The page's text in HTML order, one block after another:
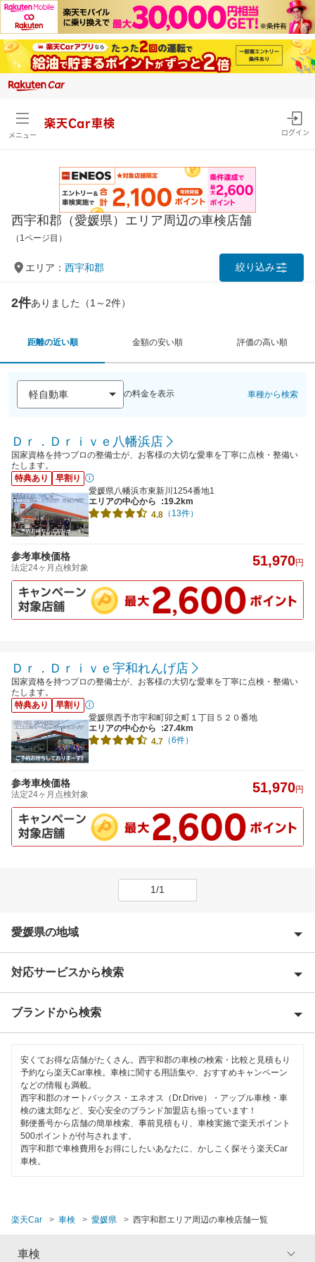
メニュー
楽天Car車検
ログイン
西宇和郡（愛媛県）エリア周辺の車検店舗
（1ページ目）
エリア： 西宇和郡 絞り込み
2件ありました（1～2件）
距離の近い順 金額の安い順 評価の高い順
の料金を表示 車種から検索
Ｄｒ．Ｄｒｉｖｅ八幡浜店
国家資格を持つプロの整備士が、お客様の大切な愛車を丁寧に点検・整備い
たします。
特典あり
早割り
愛媛県八幡浜市東新川1254番地1
エリアの中心から
:19.2km
4.8 （13件）
参考車検価格
法定24ヶ月点検対象 51,970円
Ｄｒ．Ｄｒｉｖｅ宇和れんげ店
国家資格を持つプロの整備士が、お客様の大切な愛車を丁寧に点検・整備い
たします。
特典あり
早割り
愛媛県西予市宇和町卯之町１丁目５２０番地
エリアの中心から
:27.4km
4.7 （6件）
参考車検価格
法定24ヶ月点検対象 51,970円
1/1
愛媛県の地域
今治市
伊予市
宇和島市
大洲市
越智郡
上浮穴郡
対応サービスから検索
特典あり
クレジットカードOK
土日祝OK
代車あり
引取り・納車あり
1日車検
ブランドから検索
ENEOS
閉じる
安くてお得な店舗がたくさん。西宇和郡の車検の検索・比較と見積もり
予約なら楽天Car車検。車検に関する用語集や、おすすめキャンペーン
などの情報も満載。
西宇和郡のオートバックス・エネオス（Dr.Drive）・アップル車検・車
検の速太郎など、安心安全のブランド加盟店も揃っています！
郵便番号から店舗の簡単検索、事前見積もり、車検実施で楽天ポイント
500ポイントが付与されます。
西宇和郡で車検費用をお得にしたいあなたに、かしこく探そう楽天Car
車検。
楽天Car 車検 愛媛県 西宇和郡エリア周辺の車検店舗一覧
車検